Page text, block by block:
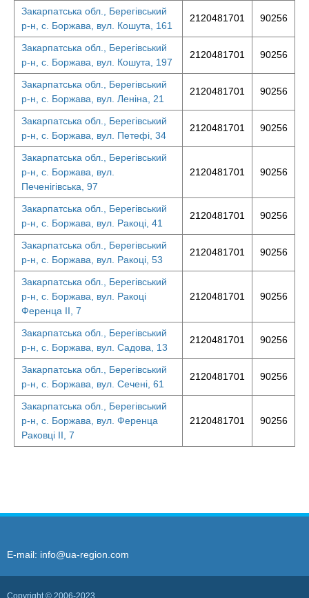
Закарпатська обл., Берегівський
р-н, с. Боржава, вул. Кошута, 161
2120481701 90256
Закарпатська обл., Берегівський
р-н, с. Боржава, вул. Кошута, 197
2120481701 90256
Закарпатська обл., Берегівський
р-н, с. Боржава, вул. Леніна, 21
2120481701 90256
Закарпатська обл., Берегівський
р-н, с. Боржава, вул. Петефі, 34
2120481701 90256
Закарпатська обл., Берегівський
р-н, с. Боржава, вул.
Печенігівська, 97
2120481701 90256
Закарпатська обл., Берегівський
р-н, с. Боржава, вул. Ракоці, 41
2120481701 90256
Закарпатська обл., Берегівський
р-н, с. Боржава, вул. Ракоці, 53
2120481701 90256
Закарпатська обл., Берегівський
р-н, с. Боржава, вул. Ракоці
Ференца II, 7
2120481701 90256
Закарпатська обл., Берегівський
р-н, с. Боржава, вул. Садова, 13
2120481701 90256
Закарпатська обл., Берегівський
р-н, с. Боржава, вул. Сечені, 61
2120481701 90256
Закарпатська обл., Берегівський
р-н, с. Боржава, вул. Ференца
Раковці II, 7
2120481701 90256
E-mail: info@ua-region.com
Copyright © 2006-2023